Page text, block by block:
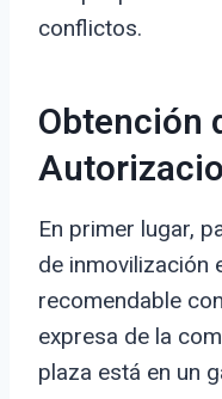
conflictos.
Obtención
En primer lugar,
de inmovilización
recomendable
expresa de la
plaza está en un